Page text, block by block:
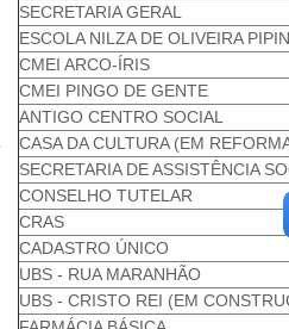
SECRETARIA GERAL
ESCOLA NILZA DE OLIVEIRA
CMEI ARCO-ÍRIS
CMEI PINGO DE GENTE
ANTIGO CENTRO SOCIAL
CASA DA CULTURA (EM
SECRETARIA DE ASSISTÊNCIA
CONSELHO TUTELAR
CRAS
CADASTRO ÚNICO
UBS - RUA MARANHÃO
UBS - CRISTO REI (EM